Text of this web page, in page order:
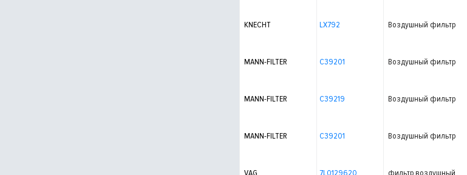
KNECHT LX792 Воздушный фильтр
MANN-FILTER C39201 Воздушный фильтр
MANN-FILTER C39219 Воздушный фильтр
MANN-FILTER C39201 Воздушный фильтр